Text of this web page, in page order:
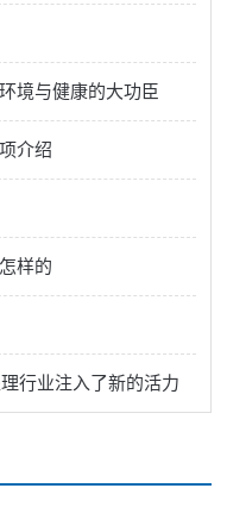
境与健康的大功臣
介绍
样的
行业注入了新的活力